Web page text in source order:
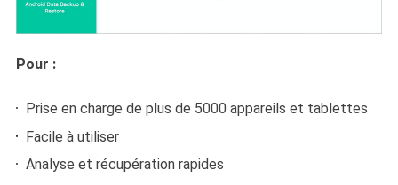
Pour :
Prise en charge de plus de 5000 appareils et tablettes
Facile à utiliser
Analyse et récupération rapides